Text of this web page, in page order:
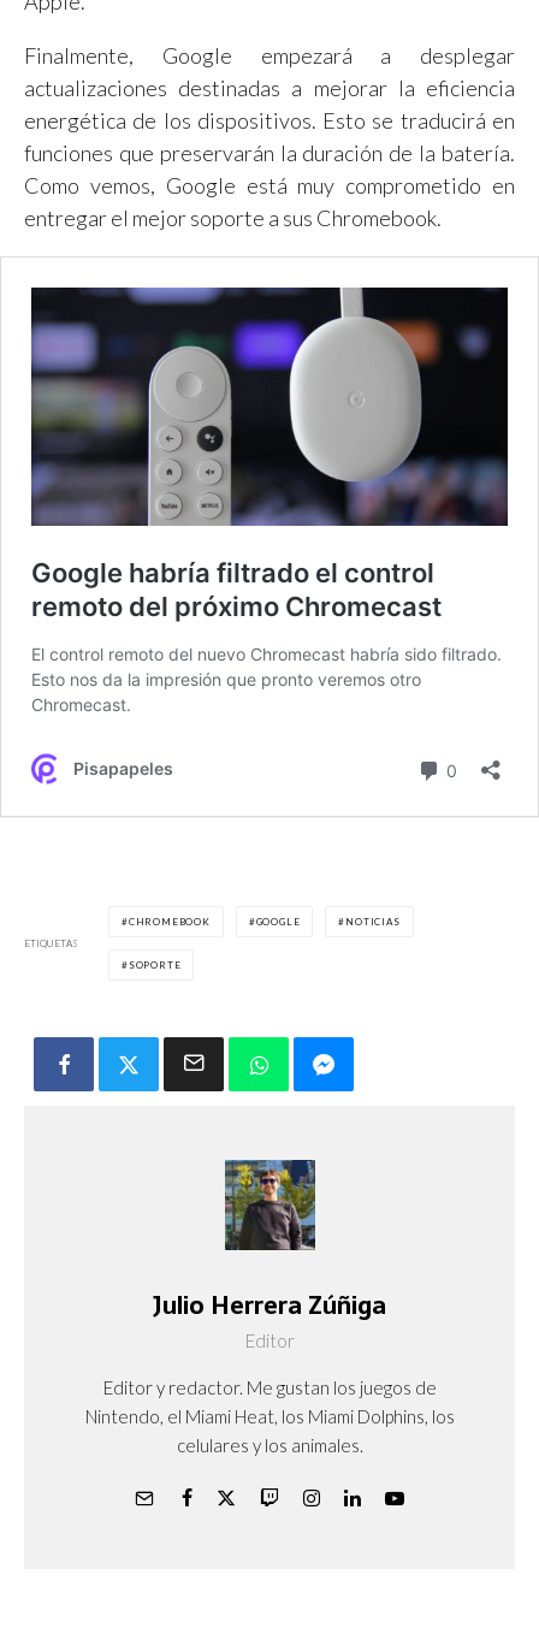
Finalmente, Google empezará a desplegar
actualizaciones destinadas a mejorar la eficiencia
energética de los dispositivos. Esto se traducirá en
funciones que preservarán la duración de la batería.
Como vemos, Google está muy comprometido en
entregar el mejor soporte a sus Chromebook.
ETIQUETAS
CHROMEBOOK GOOGLE NOTICIAS
SOPORTE
Julio Herrera Zúñiga
Editor
Editor y redactor. Me gustan los juegos de
Nintendo, el Miami Heat, los Miami Dolphins, los
celulares y los animales.